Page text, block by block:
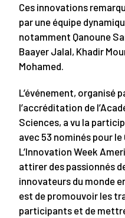
Ces innovations
par une équipe
notamment Qanoune
Baayer Jalal, Khadir
Mohamed.
L’événement, organisé
l’accréditation de
Sciences, a vu la
avec 53 nominés pour le
L’Innovation Week
attirer des passionnés
innovateurs du monde
est de promouvoir les
participants et de